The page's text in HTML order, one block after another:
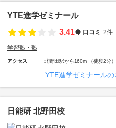
YTE進学ゼミナール
3.41
口コミ 2件
学習塾・塾
アクセス 北野田駅から160m （徒歩2分）
YTE進学ゼミナールの
日能研 北野田校